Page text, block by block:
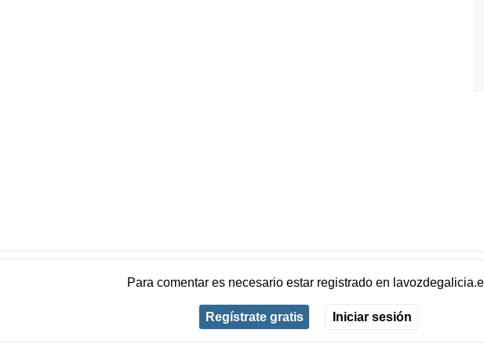
Para comentar es necesario estar registradoen
Regístrate gratis Iniciar sesión